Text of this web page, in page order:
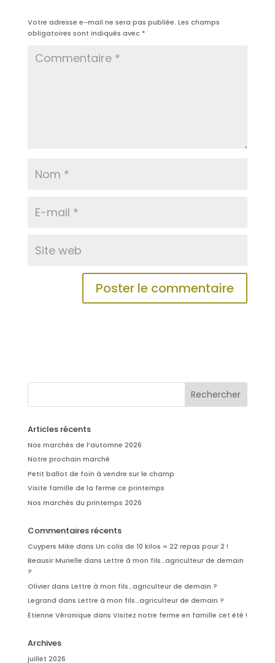
Votre adresse e-mail ne sera pas publiée. Les champs
obligatoires sont indiqués avec *
Articles récents
Nos marchés de l’automne 2026
Notre prochain marché
Petit ballot de foin à vendre sur le champ
Visite famille de la ferme ce printemps
Nos marchés du printemps 2026
Commentaires récents
Cuypers Mike dans Un colis de 10 kilos = 22 repas pour 2 !
Beausir Murielle dans Lettre à mon fils…agriculteur de demain
?
Olivierdans Lettre à mon fils…agriculteur de demain ?
Legrand dans Lettre à mon fils…agriculteur de demain ?
Étienne Véronique dans Visitez notre ferme en famille cet été !
Archives
juillet 2026